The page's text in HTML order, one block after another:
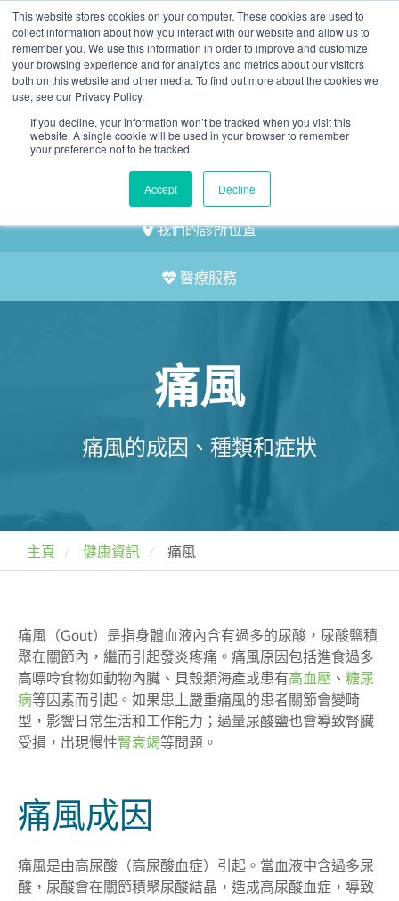
This website stores cookies on your computer. These cookies are used to
collect information about how you interact with our website and allow us to
remember you. We use this information in order to improve and customize
your browsing experience and for analytics and metrics about our visitors
both on this website and other media. To find out more about the cookies we
use, see our Privacy Policy.
If you decline, your information won’t be tracked when you visit this
website. A single cookie will be used in your browser to remember
your preference not to be tracked.
Accept Decline
2155 9055
預約
我們的診所位置
醫療服務
痛風
痛風的成因、種類和症狀
主頁 健康資訊 痛風
痛風（Gout）是指身體血液內含有過多的尿酸，尿酸鹽積
聚在關節內，繼而引起發炎疼痛。痛風原因包括進食過多
高嘌呤食物如動物內臟、貝殼類海產或患有高血壓 、 糖尿
病等因素而引起 。 如果患上嚴重痛風的患者關節會變畸
型，影響日常生活和工作能力；過量尿酸鹽也會導致腎臟
受損，出現慢性腎衰竭等問題。
痛風成因
痛風是由高尿酸（高尿酸血症）引起。當血液中含過多尿
酸，尿酸會在關節積聚尿酸結晶，造成高尿酸血症，導致